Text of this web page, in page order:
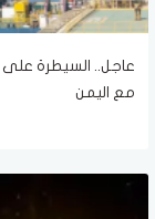
عاجل.. السيطرة
مع اليمن